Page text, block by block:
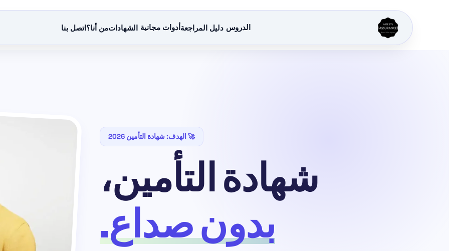
الدروس دليل المراجعةأدوات مجانية الشهاداتمن أنا؟اتصل بنا
🚀 الهدف: شهادة التأمين 2026
شهادة التأمين،
بدون صداع.